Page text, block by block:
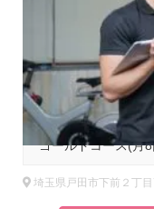
基本コース料金
ゴールドコース(月
埼玉県戸田市下前２丁